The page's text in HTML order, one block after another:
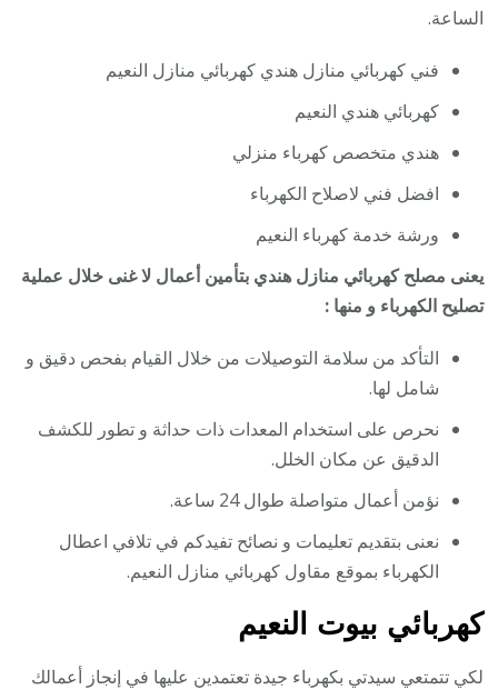
الساعة.
فني كهربائي منازل هندي كهربائي منازل النعيم
كهربائي هندي النعيم
هندي متخصص كهرباء منزلي
افضل فني لاصلاح الكهرباء
ورشة خدمة كهرباء النعيم
يعنى مصلح كهربائي منازل هندي بتأمين أعمال لا غنى خلال عملية
تصليح الكهرباء و منها :
التأكد من سلامة التوصيلات من خلال القيام بفحص دقيق و
شامل لها.
نحرص على استخدام المعدات ذات حداثة و تطور للكشف
الدقيق عن مكان الخلل.
نؤمن أعمال متواصلة طوال 24 ساعة.
نعنى بتقديم تعليمات و نصائح تفيدكم في تلافي اعطال
الكهرباء بموقع مقاول كهربائي منازل النعيم.
كهربائي بيوت النعيم
لكي تتمتعي سيدتي بكهرباء جيدة تعتمدين عليها في إنجاز أعمالك